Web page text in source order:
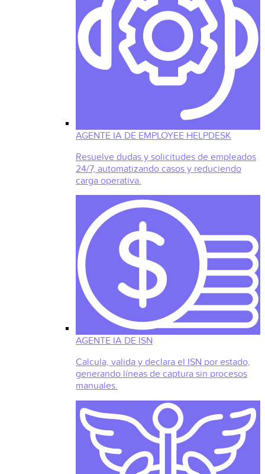
AGENTE IA DE EMPLOYEE HELPDESK
Resuelve dudas y solicitudes de empleados
24/7, automatizando casos y reduciendo
carga operativa.
AGENTE IA DE ISN
Calcula, valida y declara el ISN por estado,
generando líneas de captura sin procesos
manuales.